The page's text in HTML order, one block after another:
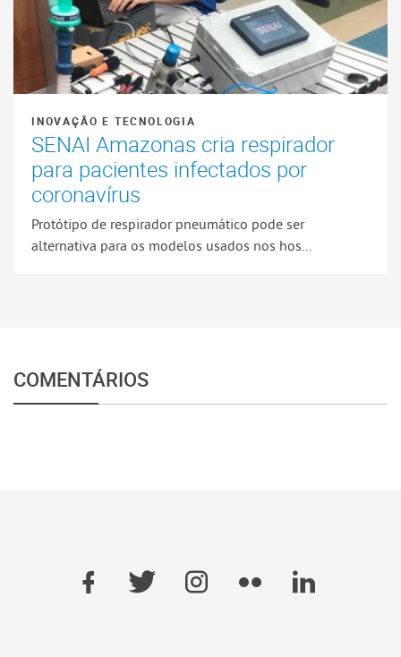
INOVAÇÃO E TECNOLOGIA
SENAI Amazonas cria respirador
para pacientes infectados por
coronavírus
Protótipo de respirador pneumático pode ser
alternativa para os modelos usados nos hos...
COMENTÁRIOS